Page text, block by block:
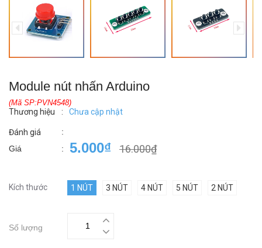
Module nút nhấn Arduino
(Mã SP:PVN4548)
Thương hiệu : Chưa cập nhật
Đánh giá
:
Giá
: 5.000₫ 16.000₫
Kích thước 1 NÚT 3 NÚT 4 NÚT 5 NÚT 2 NÚT
Số lượng